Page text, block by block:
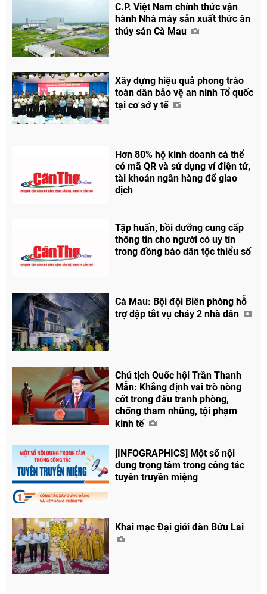
C.P. Việt Nam chính thức vận
hành Nhà máy sản xuất thức ăn
thủy sản Cà Mau
Xây dựng hiệu quả phong trào
toàn dân bảo vệ an ninh Tổ quốc
tại cơ sở y tế
Hơn 80% hộ kinh doanh cá thể
có mã QR và sử dụng ví điện tử,
tài khoản ngân hàng để giao
dịch
Tập huấn, bồi dưỡng cung cấp
thông tin cho người có uy tín
trong đồng bào dân tộc thiểu số
Cà Mau: Bội đội Biên phòng hỗ
trợ dập tắt vụ cháy 2 nhà dân
Chủ tịch Quốc hội Trần Thanh
Mẫn: Khẳng định vai trò nòng
cốt trong đấu tranh phòng,
chống tham nhũng, tội phạm
kinh tế
[INFOGRAPHICS] Một số nội
dung trọng tâm trong công tác
tuyên truyền miệng
Khai mạc Đại giới đàn Bửu Lai